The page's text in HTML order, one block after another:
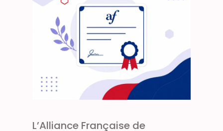
L’Alliance Française de